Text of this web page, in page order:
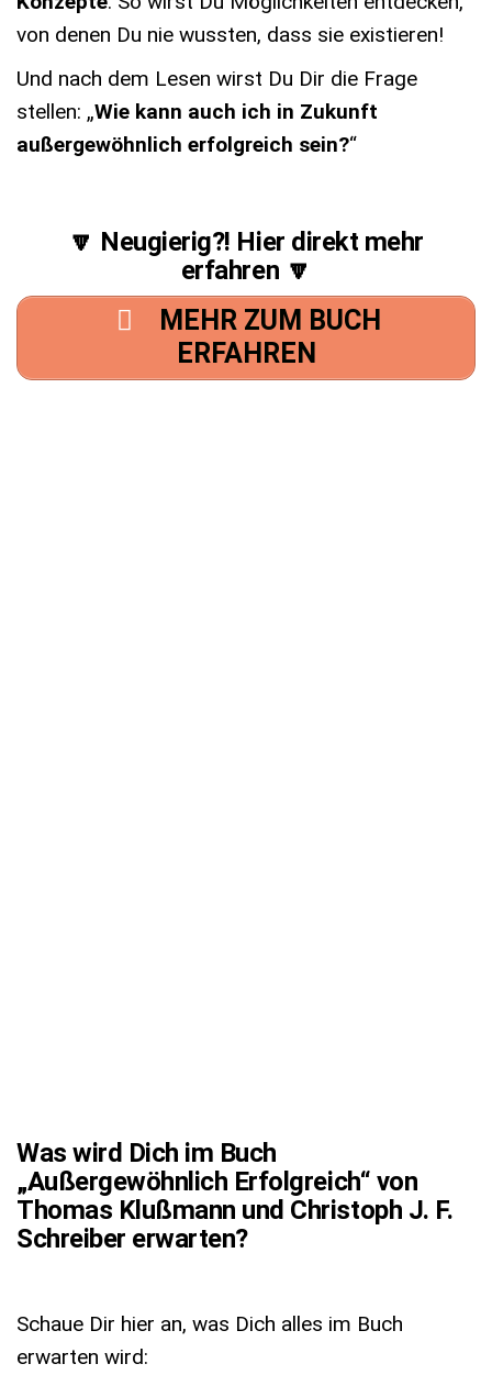
von denen Du nie wussten, dass sie existieren!
Und nach dem Lesen wirst Du Dir die Frage
stellen: „Wie kann auch ich in Zukunft
außergewöhnlich erfolgreich sein?“
🔽 Neugierig?! Hier direkt mehr
erfahren 🔽
MEHR ZUM BUCH
ERFAHREN
Was wird Dich im Buch
„Außergewöhnlich Erfolgreich“ von
Thomas Klußmann und Christoph J. F.
Schreiber erwarten?
Schaue Dir hier an, was Dich alles im Buch
erwarten wird: